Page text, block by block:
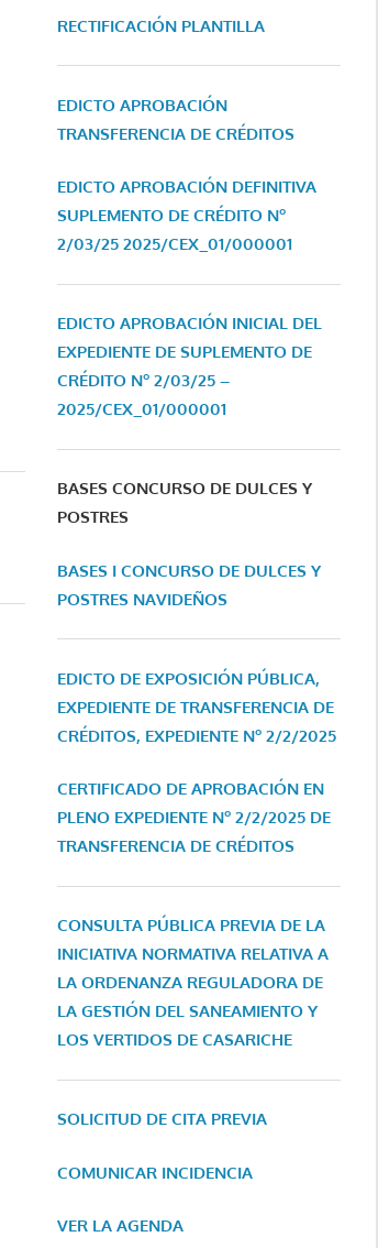
RECTIFICACIÓN PLANTILLA
EDICTO APROBACIÓN
TRANSFERENCIA DE CRÉDITOS
EDICTO APROBACIÓN DEFINITIVA
SUPLEMENTO DE CRÉDITO Nº
2/03/25 2025/CEX_01/000001
EDICTO APROBACIÓN INICIAL DEL
EXPEDIENTE DE SUPLEMENTO DE
CRÉDITO Nº 2/03/25 –
2025/CEX_01/000001
BASES CONCURSO DE DULCES Y
POSTRES
BASES I CONCURSO DE DULCES Y
POSTRES NAVIDEÑOS
EDICTO DE EXPOSICIÓN PÚBLICA,
EXPEDIENTE DE TRANSFERENCIA DE
CRÉDITOS, EXPEDIENTE Nº 2/2/2025
CERTIFICADO DE APROBACIÓN EN
PLENO EXPEDIENTE Nº 2/2/2025 DE
TRANSFERENCIA DE CRÉDITOS
CONSULTA PÚBLICA PREVIA DE LA
INICIATIVA NORMATIVA RELATIVA A
LA ORDENANZA REGULADORA DE
LA GESTIÓN DEL SANEAMIENTO Y
LOS VERTIDOS DE CASARICHE
SOLICITUD DE CITA PREVIA
COMUNICAR INCIDENCIA
VER LA AGENDA